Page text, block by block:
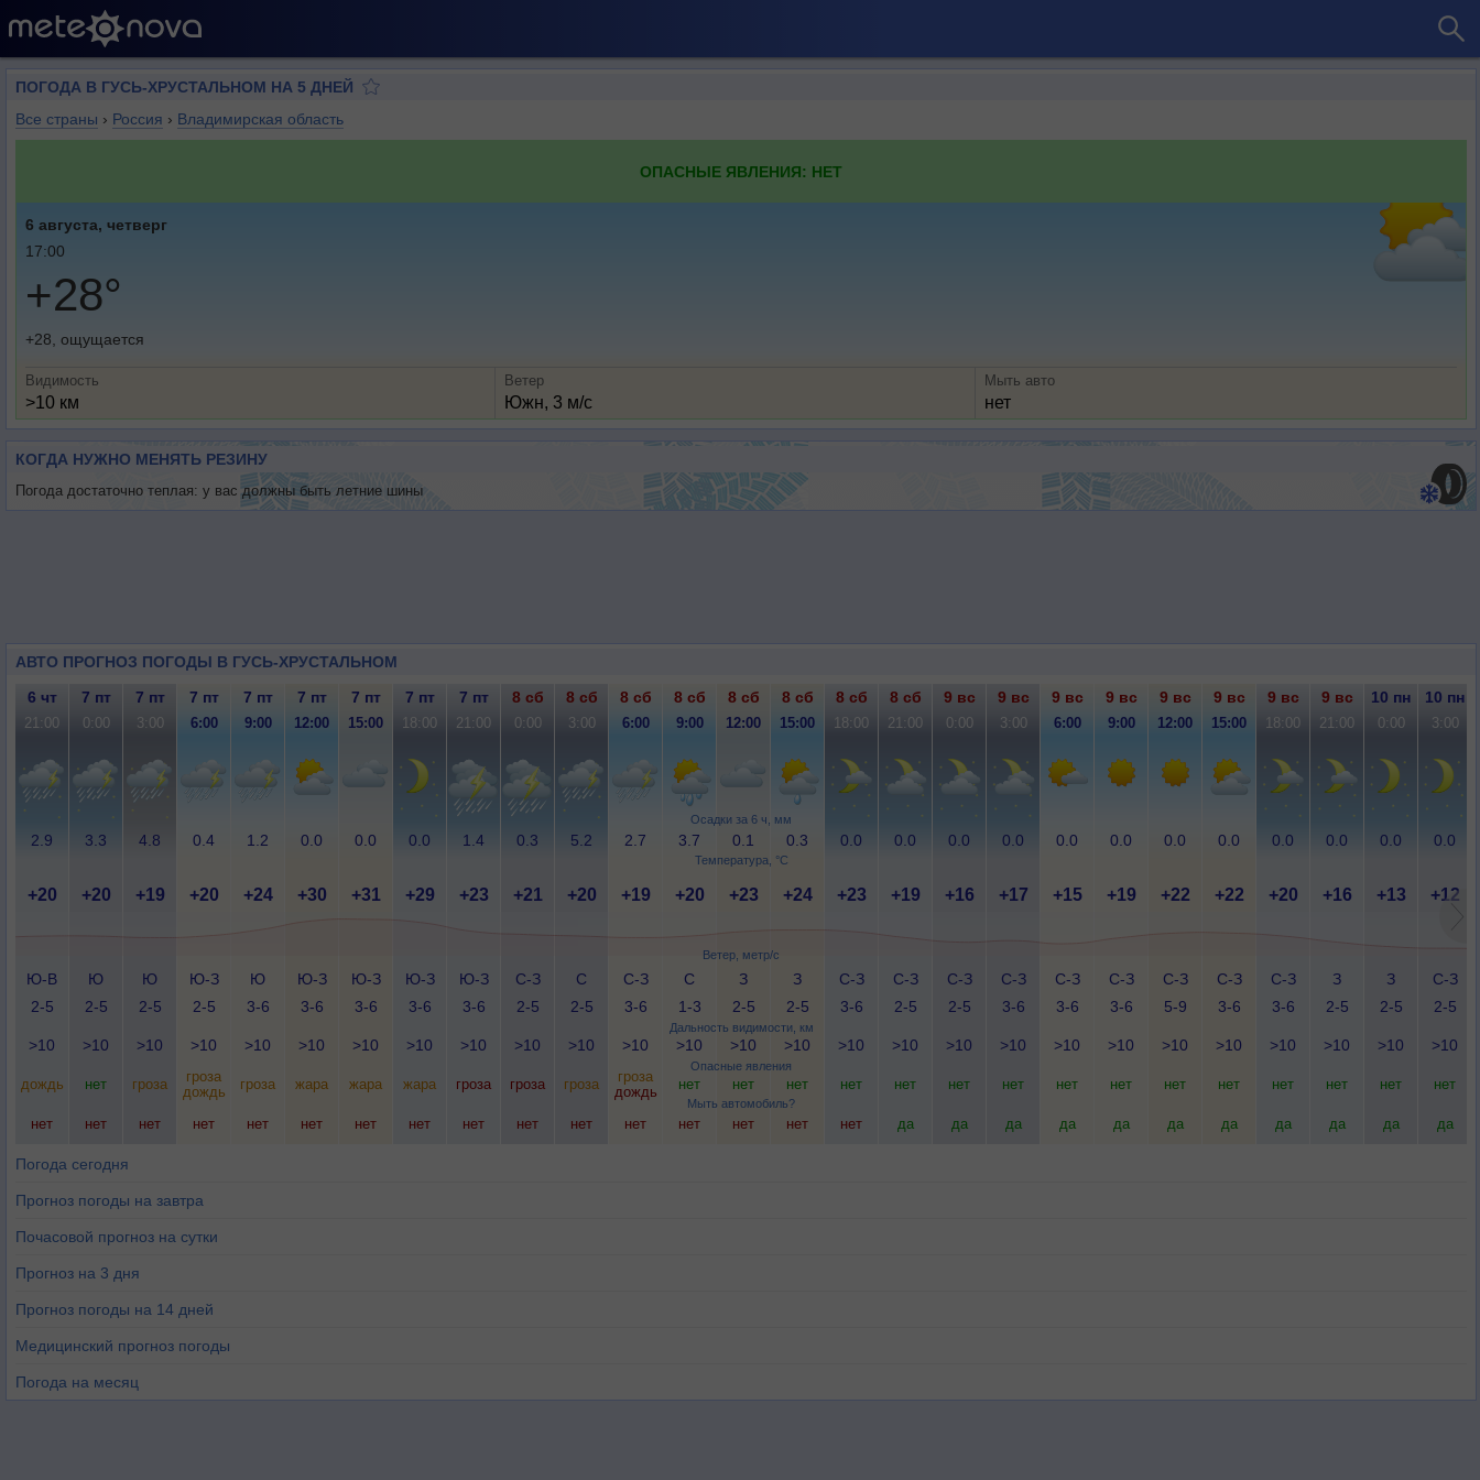
ПОГОДА В ГУСЬ-ХРУСТАЛЬНОМ НА 5 ДНЕЙ
Все страны › Россия › Владимирская область
ОПАСНЫЕ ЯВЛЕНИЯ: НЕТ
6 августа, четверг
17:00
+28°
+28, ощущается
Видимость
>10 км
Ветер
Южн, 3 м/с
Мыть авто
нет
КОГДА НУЖНО МЕНЯТЬ РЕЗИНУ
Погода достаточно теплая: у вас должны быть летние шины
АВТО ПРОГНОЗ ПОГОДЫ В ГУСЬ-ХРУСТАЛЬНОМ
Осадки за 6 ч, мм
Температура, °C
Ветер, метр/с
Дальность видимости, км
Опасные явления
Мыть автомобиль?
6 чт 7 пт 7 пт 7 пт 7 пт 7 пт 7 пт 7 пт 7 пт 8 сб 8 сб 8 сб 8 сб 8 сб 8 сб 8 сб 8 сб 9 вс 9 вс 9 вс 9 вс 9 вс 9 вс 9 вс 9 вс 10 пн 10 пн
21:00 0:00 3:00 6:00 9:00 12:00 15:00 18:00 21:00 0:00 3:00 6:00 9:00 12:00 15:00 18:00 21:00 0:00 3:00 6:00 9:00 12:00 15:00 18:00 21:00 0:00 3:00
2.9 3.3 4.8 0.4 1.2 0.0 0.0 0.0 1.4 0.3 5.2 2.7 3.7 0.1 0.3 0.0 0.0 0.0 0.0 0.0 0.0 0.0 0.0 0.0 0.0 0.0 0.0
+20 +20 +19 +20 +24 +30 +31 +29 +23 +21 +20 +19 +20 +23 +24 +23 +19 +16 +17 +15 +19 +22 +22 +20 +16 +13 +12
Ю-В
2-5
Ю
2-5
Ю
2-5
Ю-З
2-5
Ю
3-6
Ю-З
3-6
Ю-З
3-6
Ю-З
3-6
Ю-З
3-6
С-З
2-5
С
2-5
С-З
3-6
С
1-3
З
2-5
З
2-5
С-З
3-6
С-З
2-5
С-З
2-5
С-З
3-6
С-З
3-6
С-З
3-6
С-З
5-9
С-З
3-6
С-З
3-6
З
2-5
З
2-5
С-З
2-5
>10 >10 >10 >10 >10 >10 >10 >10 >10 >10 >10 >10 >10 >10 >10 >10 >10 >10 >10 >10 >10 >10 >10 >10 >10 >10 >10
дождь нет гроза
гроза
дождь
гроза жара жара жара гроза гроза гроза
гроза
дождь
нет нет нет нет нет нет нет нет нет нет нет нет нет нет нет
нет нет нет нет нет нет нет нет нет нет нет нет нет нет нет нет да да да да да да да да да да да
Погода сегодня
Прогноз погоды на завтра
Почасовой прогноз на сутки
Прогноз на 3 дня
Прогноз погоды на 14 дней
Медицинский прогноз погоды
Погода на месяц